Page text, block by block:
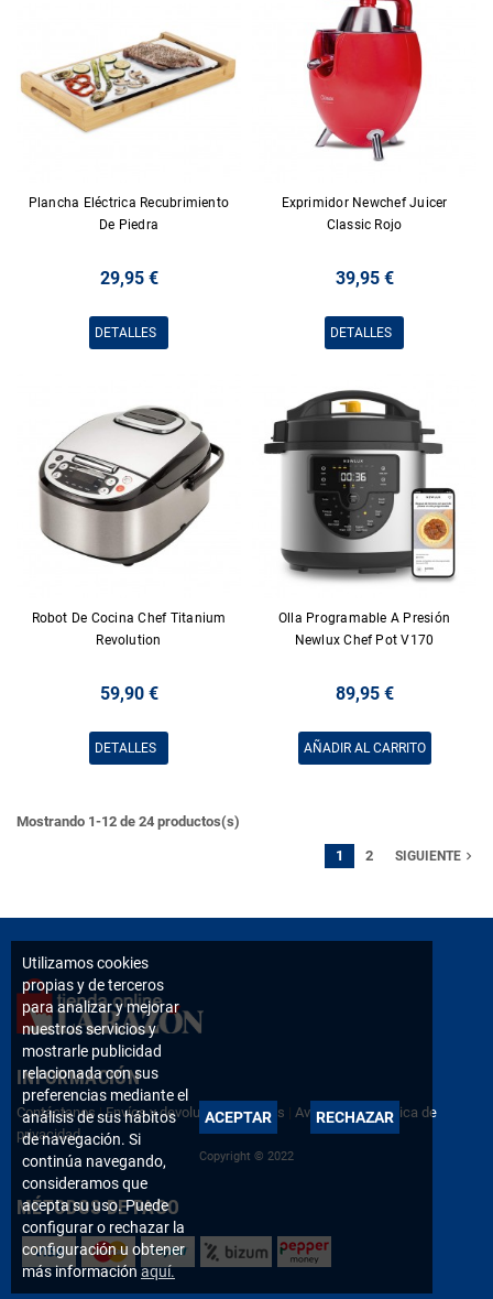
Plancha Eléctrica Recubrimiento
De Piedra
29,95 €
DETALLES
Exprimidor Newchef Juicer
Classic Rojo
39,95 €
DETALLES
Robot De Cocina Chef Titanium
Revolution
59,90 €
DETALLES
Olla Programable A Presión
Newlux Chef Pot V170
89,95 €
AÑADIR AL CARRITO
Mostrando 1-12 de 24 productos(s)
1 2 SIGUIENTE navigate_next
INFORMACIÓN
Contáctanos |Envíos y devoluciones|FAQs | Aviso legal|Política de
privacidad
Copyright © 2022
MÉTODOS DE PAGO
Utilizamos cookies
propias y de terceros
para analizar y mejorar
nuestros servicios y
mostrarle publicidad
relacionada con sus
preferencias mediante el
análisis de sus hábitos
de navegación. Si
continúa navegando,
consideramos que
acepta su uso. Puede
configurar o rechazar la
configuración u obtener
más información aquí.
ACEPTAR RECHAZAR